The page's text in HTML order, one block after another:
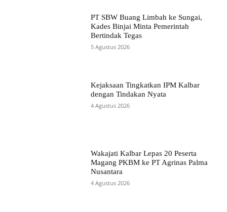
PT SBW Buang Limbah ke Sungai,
Kades Binjai Minta Pemerintah
Bertindak Tegas
5 Agustus 2026
Kejaksaan Tingkatkan IPM Kalbar
dengan Tindakan Nyata
4 Agustus 2026
Wakajati Kalbar Lepas 20 Peserta
Magang PKBM ke PT Agrinas Palma
Nusantara
4 Agustus 2026